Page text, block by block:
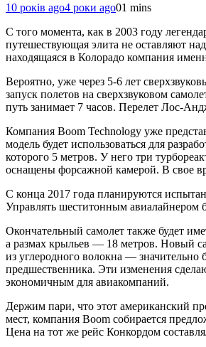
10 років ago4 роки ago01 mins
С того момента, как в 2003 году
путешествующая элита не оставляют
находящаяся в Колорадо компания
Вероятно, уже через 5-6 лет
запуск полетов на сверхзвуковом
путь занимает 7 часов. Перелет Лос-
Компания Boom Technology уже
модель будет использоваться для
которого 5 метров. У него три
оснащены форсажной камерой. В свое
С конца 2017 года планируются
Управлять шеститонным авиалайнером
Окончательный самолет также будет
а размах крыльев — 18 метров. Новый
из углеродного волокна — значительно
предшественника. Эти изменения
экономичным для авиакомпаний.
Держим пари, что этот американский
мест, компания Boom собирается
Цена на тот же рейс Конкордом